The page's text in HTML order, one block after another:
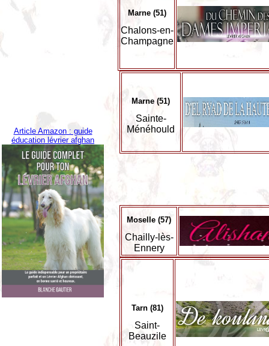
Article Amazon : guide
éducation lévrier afghan
Marne (51)
Chalons-en-
Champagne
Marne (51)
Sainte-
Ménéhould
Moselle (57)
Chailly-lès-
Ennery
Tarn (81)
Saint-
Beauzile